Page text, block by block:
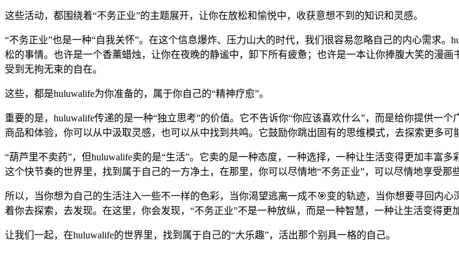
这些活动，都围绕着“不务正业”的主题展开，让你在放松和愉悦中，收获意想不到的知识和灵感。
“不务正业”也是一种“自我关怀”。在这个信息爆炸、压力山大的时代，我们很容易忽略自己的内心需求
松的事情。也许是一个香薰蜡烛，让你在夜晚的静谧中，卸下所有疲惫；也许是一本让你捧腹大笑的漫
受到无拘无束的自在。
这些，都是huluwalife为你准备的，属于你自己的“精神疗愈”。
重要的是，huluwalife传递的是一种“独立思考”的价值。它不告诉你“你应该喜欢什么”，而是给你提供一
商品和体验，你可以从中汲取灵感，也可以从中找到共鸣。它鼓励你跳出固有的思维模式，去探索更多可
“葫芦里不卖药”，但huluwalife卖的是“生活”。它卖的是一种态度，一种选择，一种让生活变得更加丰富
这个快节奏的世界里，找到属于自己的一方净土，在那里，你可以尽情地“不务正业”，可以尽情地享受那
所以，当你想为自己的生活注入一些不一样的色彩，当你渴望逃离一成不🎯变的轨迹，当你想要寻回内
着你去探索，去发现。在这里，你会发现，“不务正业”不是一种放纵，而是一种智慧，一种让生活变得更
让我们一起，在huluwalife的世界里，找到属于自己的“大乐趣”，活出那个别具一格的自己。